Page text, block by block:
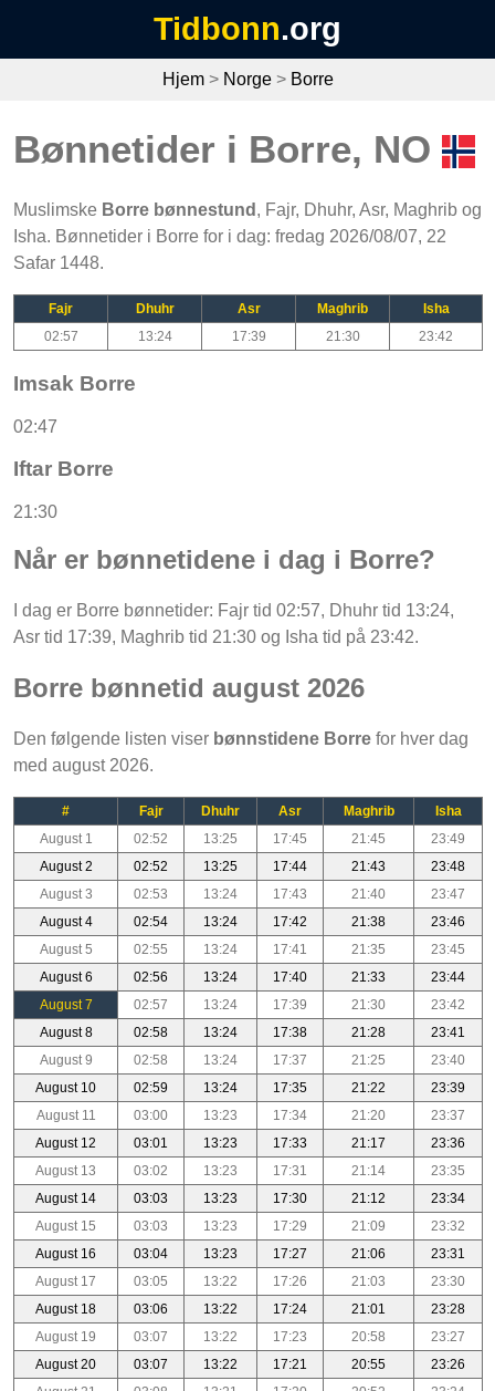
Tidbonn.org
Hjem> Norge> Borre
Bønnetider i Borre, NO
Muslimske Borre bønnestund , Fajr, Dhuhr, Asr, Maghrib og
Isha. Bønnetider i Borre for i dag: fredag 2026/08/07, 22
Safar 1448.
Fajr Dhuhr Asr Maghrib
Isha
02:57
13:24 17:39 21:30 23:42
Imsak Borre
02:47
Iftar Borre
21:30
Når er bønnetidene i dag i Borre?
I dag er Borre bønnetider: Fajr tid 02:57, Dhuhr tid 13:24,
Asr tid 17:39, Maghrib tid 21:30 og Isha tid på 23:42.
Borre bønnetid august 2026
Den følgende listen viser bønnstidene Borre for hver dag
med august 2026.
# Fajr Dhuhr Asr Maghrib
Isha
August 1
02:52 13:25 17:45 21:45
23:49
August 2
02:52 13:25 17:44 21:43
23:48
August 3
02:53 13:24 17:43 21:40
23:47
August 4
02:54 13:24 17:42 21:38
23:46
August 5
02:55 13:24 17:41 21:35
23:45
August 6
02:56 13:24 17:40 21:33
23:44
August 7
02:57 13:24 17:39 21:30
23:42
August 8
02:58 13:24 17:38 21:28
23:41
August 9
02:58 13:24 17:37 21:25
23:40
August 10
02:59 13:24 17:35 21:22
23:39
August 11
03:00 13:23 17:34 21:20
23:37
August 12
03:01 13:23 17:33 21:17
23:36
August 13
03:02 13:23 17:31 21:14
23:35
August 14
03:03 13:23 17:30 21:12
23:34
August 15
03:03 13:23 17:29 21:09
23:32
August 16
03:04 13:23 17:27 21:06
23:31
August 17
03:05 13:22 17:26 21:03
23:30
August 18
03:06 13:22 17:24 21:01
23:28
August 19
03:07 13:22 17:23 20:58
23:27
August 20
03:07 13:22 17:21 20:55
23:26